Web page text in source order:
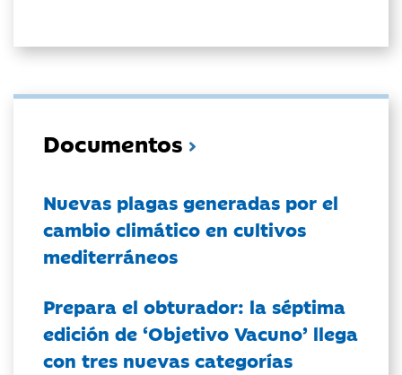
Documentos
Nuevas plagas generadas por el
cambio climático en cultivos
mediterráneos
Prepara el obturador: la séptima
edición de ‘Objetivo Vacuno’ llega
con tres nuevas categorías